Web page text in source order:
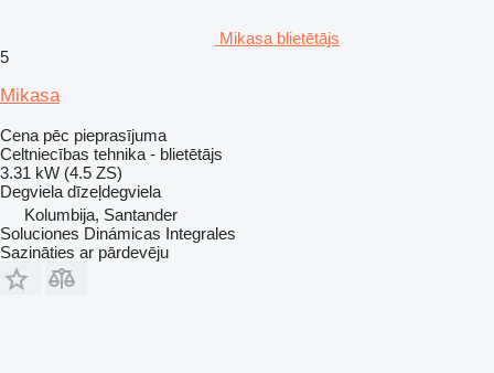
Mikasa blietētājs
5
Mikasa
Cena pēc pieprasījuma
Celtniecības tehnika - blietētājs
3.31 kW (4.5 ZS)
Degviela dīzeļdegviela
Kolumbija, Santander
Soluciones Dinámicas Integrales
Sazināties ar pārdevēju